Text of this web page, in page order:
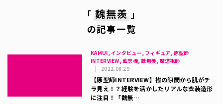
「 魏無羨 」
の記事一覧
KAMUI, インタビュー, フィギュア, 原型師
INTERVIEW, 藍忘機, 魏無羨, 魔道祖師
2022.08.29
【原型師INTERVIEW】襟の隙間から肌がチ
ラ見え！？経験を活かしたリアルな衣装造形
に注目！「魏無…